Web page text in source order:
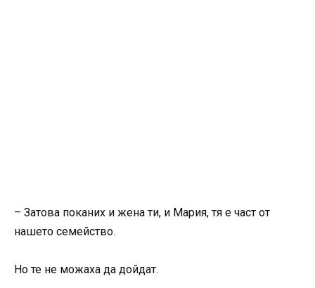
– Затова поканих и жена ти, и Мария, тя е част от
нашето семейство.
Но те не можаха да дойдат.